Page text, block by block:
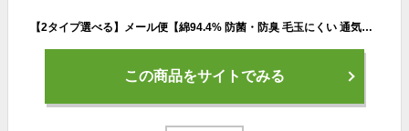
【2タイプ選べる】メール便【綿94.4% 防菌・防臭 毛玉にくい 通気性抜群 3足組】フットカバー 脱げない 靴下 スニーカーソックス ショート丈 伸縮性 汗や湿気を良く吸収 浅履きソックス スリッポン くつ下 ボートソックス
この商品をサイトでみる